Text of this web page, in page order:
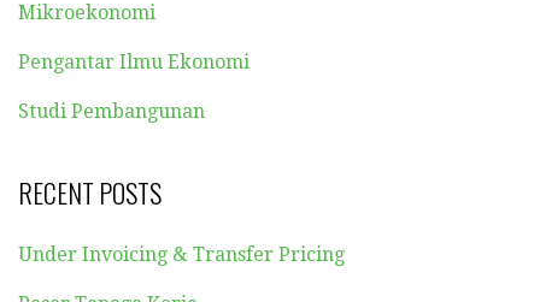
Mikroekonomi
Pengantar Ilmu Ekonomi
Studi Pembangunan
RECENT POSTS
Under Invoicing & Transfer Pricing